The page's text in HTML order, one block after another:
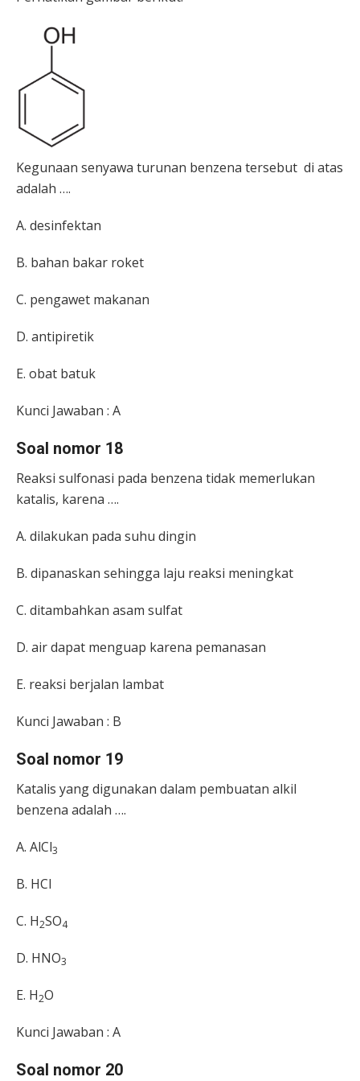
Kegunaan senyawa turunan benzena tersebut di atas
adalah ….
A. desinfektan
B. bahan bakar roket
C. pengawet makanan
D. antipiretik
E. obat batuk
Kunci Jawaban : A
Soal nomor 18
Reaksi sulfonasi pada benzena tidak memerlukan
katalis, karena ….
A. dilakukan pada suhu dingin
B. dipanaskan sehingga laju reaksi meningkat
C. ditambahkan asam sulfat
D. air dapat menguap karena pemanasan
E. reaksi berjalan lambat
Kunci Jawaban : B
Soal nomor 19
Katalis yang digunakan dalam pembuatan alkil
benzena adalah ….
A. AlCl3
B. HCl
C. H2SO4
D. HNO3
E. H2O
Kunci Jawaban : A
Soal nomor 20